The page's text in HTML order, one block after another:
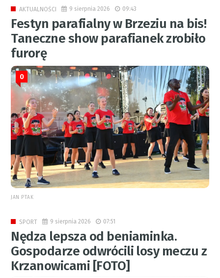
AKTUALNOŚCI 9 sierpnia 2026 09:43
Festyn parafialny w Brzeziu na bis!
Taneczne show parafianek zrobiło
furorę
0
JAN PTAK
SPORT 9 sierpnia 2026 07:51
Nędza lepsza od beniaminka.
Gospodarze odwrócili losy meczu z
Krzanowicami [FOTO]